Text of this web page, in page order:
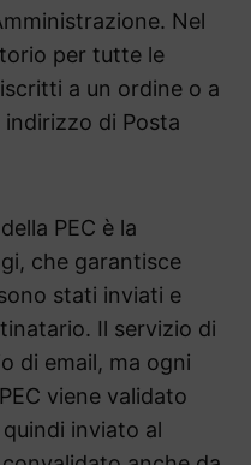
Nel
per tutte le
a un ordine o a
di Posta
PEC è la
che garantisce
stati inviati e
Il servizio di
di email, ma ogni
viene validato
inviato al